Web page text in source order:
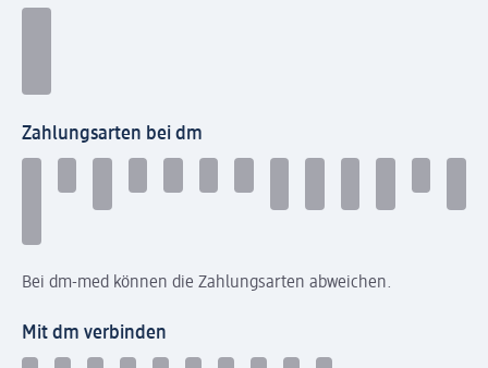
Zahlungsarten bei dm
Bei dm-med können die Zahlungsarten abweichen.
Mit dm verbinden